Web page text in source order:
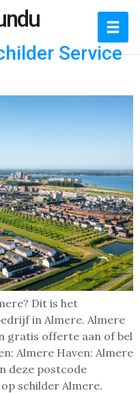
Service
Dit is het
in Almere. Almere
gratis offerte aan of bel
Almere Haven: Almere
deze postcode
schilder Almere.